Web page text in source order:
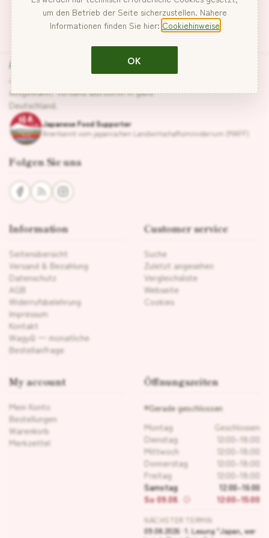
Japanische Lebensmittel, sorgfältig
ausgewählt. Versand aus Berlin in ganz
Deutschland.
Japanese Food Supporter
Anerkannt vom japanischen Landwirtschaftsministerium (MAFF)
Folgen Sie uns
Information
Seitenübersicht
Versand & Bezahlung
Datenschutz
AGB
Widerrufsbelehrung
Impressum
Kontakt
Wagyū — monatliche
Bestellanfrage
Customer service
Suche
Zuletzt angesehen
Vergleichsliste
Webseite
Cookies
My account
Mein Konto
Bestellungen
Warenkorb
Merkzettel
Öffnungszeiten
Gerade geschlossen
Montag
Geschlossen
Dienstag
12:00–18:00
Mittwoch
12:00–18:00
Donnerstag
12:00–18:00
Freitag
12:00–18:00
Samstag
12:00–16:00
So 09.08.
12:00–15:00
NÄCHSTER TERMIN
09.08.2026 · 1. Lesung "Japan, wer
um den Betrieb der Seite sicherzustellen. Nähere
Informationen finden Sie hier: Cookiehinweise
OK